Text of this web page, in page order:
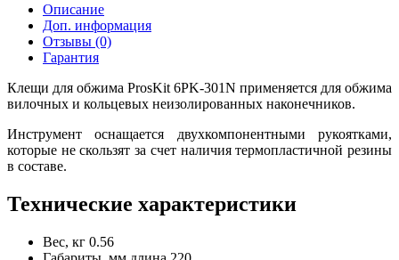
Описание
Доп. информация
Отзывы (0)
Гарантия
Клещи для обжима ProsKit 6PK-301N применяется для обжима
вилочных и кольцевых неизолированных наконечников.
Инструмент оснащается двухкомпонентными рукоятками,
которые не скользят за счет наличия термопластичной резины
в составе.
Технические характеристики
Вес, кг 0.56